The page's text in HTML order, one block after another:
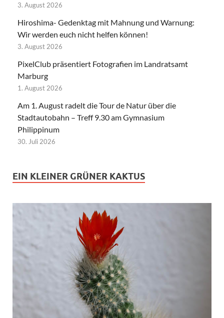
3. August 2026
Hiroshima- Gedenktag mit Mahnung und Warnung:
Wir werden euch nicht helfen können!
3. August 2026
PixelClub präsentiert Fotografien im Landratsamt
Marburg
1. August 2026
Am 1. August radelt die Tour de Natur über die
Stadtautobahn – Treff 9.30 am Gymnasium
Philippinum
30. Juli 2026
EIN KLEINER GRÜNER KAKTUS